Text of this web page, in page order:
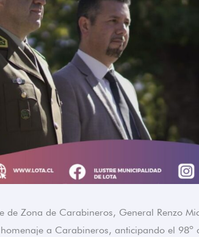
de Zona de Carabineros, General Renzo
a Carabineros, anticipando el 98º